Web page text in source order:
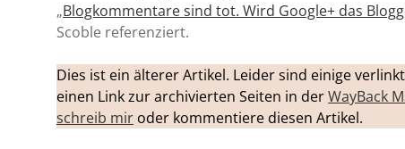
„Blogkommentare sind tot. Wird Google+ das
Scoble referenziert.
Dies ist ein älterer Artikel. Leider sind einige
einen Link zur archivierten Seiten in derWayBack
schreib mir oder kommentiere diesen Artikel.